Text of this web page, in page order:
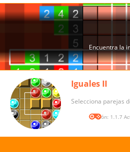
Iguales II
Selecciona parejas
Versión: 1.1.7